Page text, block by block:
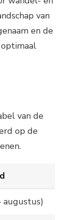
van
en de
van de
op de
augustus)